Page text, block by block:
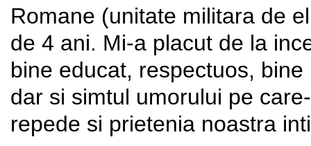
Romane (unitate militara de
de 4 ani. Mi-a placut de la
bine educat, respectuos,
dar si simtul umorului pe
repede si prietenia noastra